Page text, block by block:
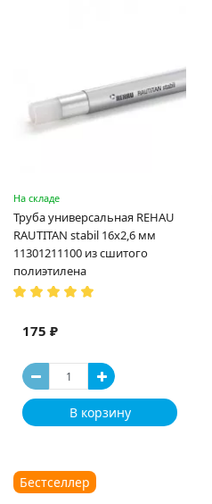
На складе
Труба универсальная REHAU
RAUTITAN stabil 16х2,6 мм
11301211100 из сшитого
полиэтилена
175 ₽
В корзину
Бестселлер